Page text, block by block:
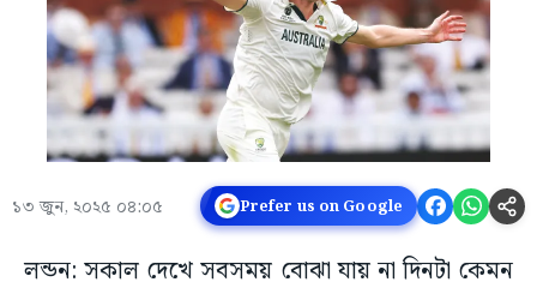
১৩ জুন, ২০২৫ ০৪:০৫ Prefer us on Google
লন্ডন: সকাল দেখে সবসময় বোঝা যায় না দিনটা কেমন